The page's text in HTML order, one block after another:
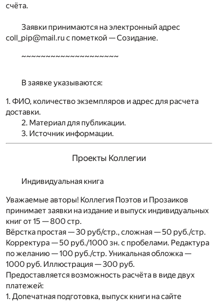
счёта.
Заявки принимаются на электронный адрес
coll_pip@mail.ru с пометкой — Созидание.
~~~~~~~~~~~~~~~~~~~~
В заявке указываются:
1. ФИО, количество экземпляров и адрес для расчета
доставки.
2. Материал для публикации.
3. Источник информации.
Проекты Коллегии
Индивидуальная книга
Уважаемые авторы! Коллегия Поэтов и Прозаиков
принимает заявки на издание и выпуск индивидуальных
книг от 15 — 800 стр.
Вёрстка простая — 30 руб/стр., сложная — 50 руб./стр.
Корректура — 50 руб./1000 зн. с пробелами. Редактура
по желанию — 100 руб./стр. Уникальная обложка —
1000 руб. Иллюстрация — 300 руб.
Предоставляется возможность расчёта в виде двух
платежей:
1. Допечатная подготовка, выпуск книги на сайте